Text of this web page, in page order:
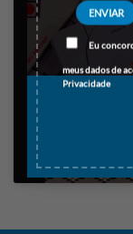
Eu
meus dados de
Privacidade
Clique